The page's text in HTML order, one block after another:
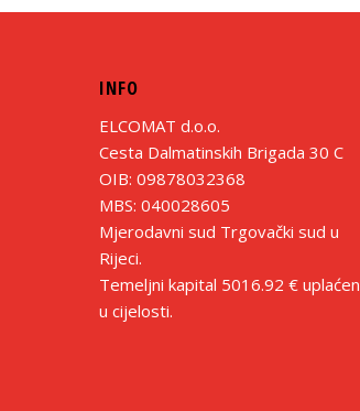
INFO
ELCOMAT d.o.o.
Cesta Dalmatinskih Brigada 30 C
OIB: 09878032368
MBS: 040028605
Mjerodavni sud Trgovački sud u
Rijeci.
Temeljni kapital 5016.92 € uplaćen
u cijelosti.